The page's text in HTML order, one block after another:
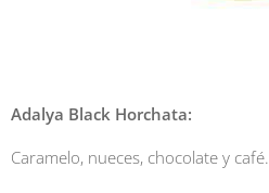
Adalya Black Horchata:
Caramelo, nueces, chocolate y café.